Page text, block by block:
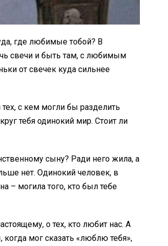
где любимые тобой? В
свечи и быть там, с любимым
от свечек куда сильнее
с кем могли бы разделить
тебя одинокий мир. Стоит ли
сыну? Ради него жила, а
нет. Одинокий человек, в
– могила того, кто был тебе
о тех, кто любит нас. А
мог сказать «люблю тебя»,